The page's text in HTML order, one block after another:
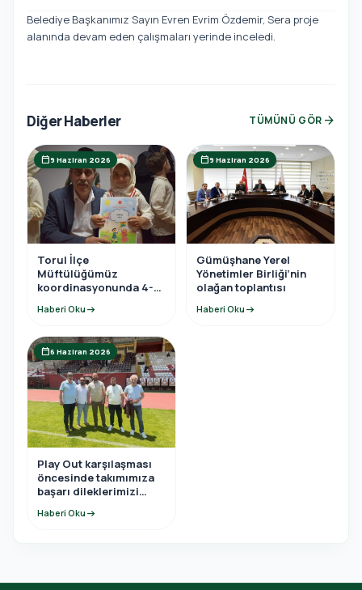
Belediye Başkanımız Sayın Evren Evrim Özdemir, Sera proje
alanında devam eden çalışmaları yerinde inceledi.
Diğer Haberler TÜMÜNÜ GÖR arrow_forward
calendar_today9 Haziran 2026
Torul İlçe
Müftülüğümüz
koordinasyonunda 4-6
sonu programına
Haberi Oku arrow_right_alt
calendar_today9 Haziran 2026
Gümüşhane Yerel
Yönetimler Birliği’nin
olağan toplantısı
Haberi Oku arrow_right_alt
calendar_today6 Haziran 2026
Play Out karşılaşması
öncesinde takımımıza
başarı dileklerimizi
Haberi Oku arrow_right_alt